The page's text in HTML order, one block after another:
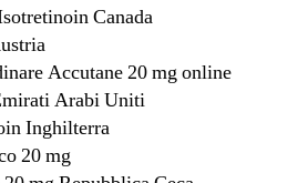
Canada
Accutane 20 mg online
Arabi Uniti
Inghilterra
20 mg